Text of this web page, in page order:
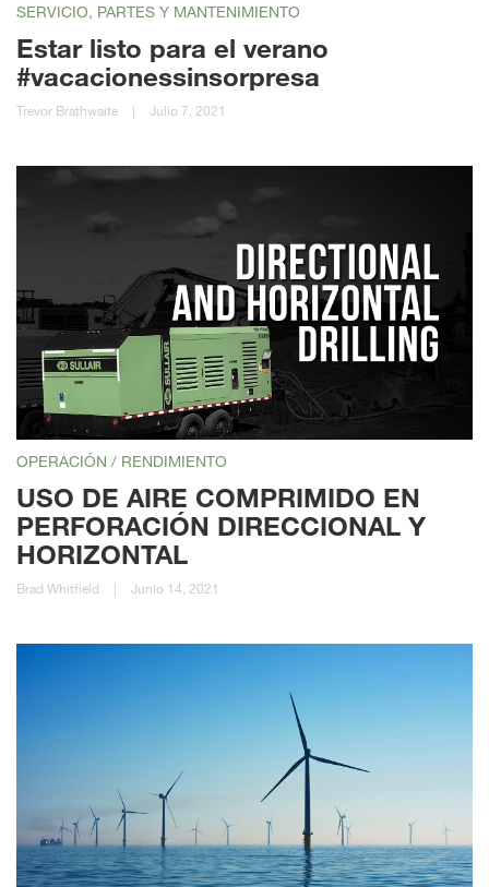
SERVICIO, PARTES Y MANTENIMIENTO
Estar listo para el verano
#vacacionessinsorpresa
Trevor Brathwaite | Julio 7, 2021
OPERACIÓN / RENDIMIENTO
USO DE AIRE COMPRIMIDO EN
PERFORACIÓN DIRECCIONAL Y
HORIZONTAL
Brad Whitfield | Junio 14, 2021